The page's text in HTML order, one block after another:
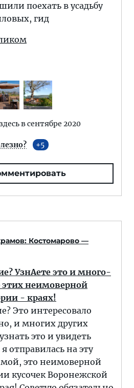
поехать в усадьбу
гид
в сентябре 2020
5
Костомарово —
УзнАете это и много-
этих неимоверной
- краях!
Это интересовало
и многих других
это и увидеть
отправилась на эту
это неимоверной
кусочек Воронежской